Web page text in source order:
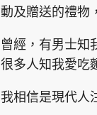
東周刊
動及贈送的禮物
曾經，有男士知
很多人知我愛吃
我相信是現代人